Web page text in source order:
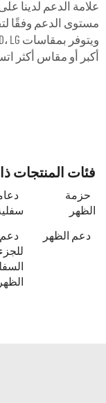
علامة الدعم لدينا
مستوى الدعم وفقًا
أكبر أو مقاس أكثر
فئات المنتجات
حزمة
الظهر
دعم الظهر
دعم
الظهر